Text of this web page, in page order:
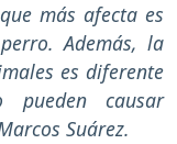
más afecta es
Además, la
es diferente
causar
Suárez.